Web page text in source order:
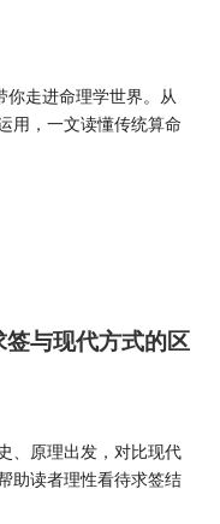
你走进命理学世界。从
用，一文读懂传统算命
与现代方式的区
、原理出发，对比现代
助读者理性看待求签结